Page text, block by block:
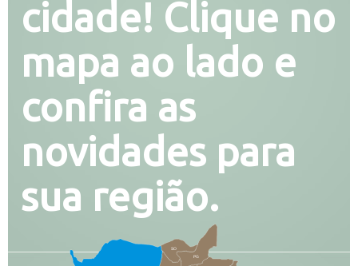
cidade! Clique no
mapa ao lado e
confira as
novidades para
sua região.
PG
SO